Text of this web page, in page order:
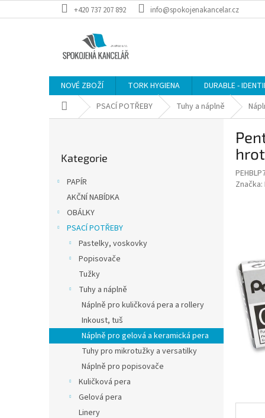
na
+420 737 207 892 info@spokojenakancelar.cz
NOVÉ ZBOŽÍ TORK HYGIENA DURABLE -
Domů PSACÍ POTŘEBY Tuhy a náplně
kategorie
Kategorie
PAPÍR
AKČNÍ NABÍDKA
OBÁLKY
PSACÍ POTŘEBY
Pastelky, voskovky
Popisovače
Tužky
Tuhy a náplně
Náplně pro kuličková pera a rollery
Inkoust, tuš
Náplně pro gelová a keramická pera
Tuhy pro mikrotužky a versatilky
Náplně pro popisovače
Kuličková pera
Gelová pera
Linery
hrot
Značka: